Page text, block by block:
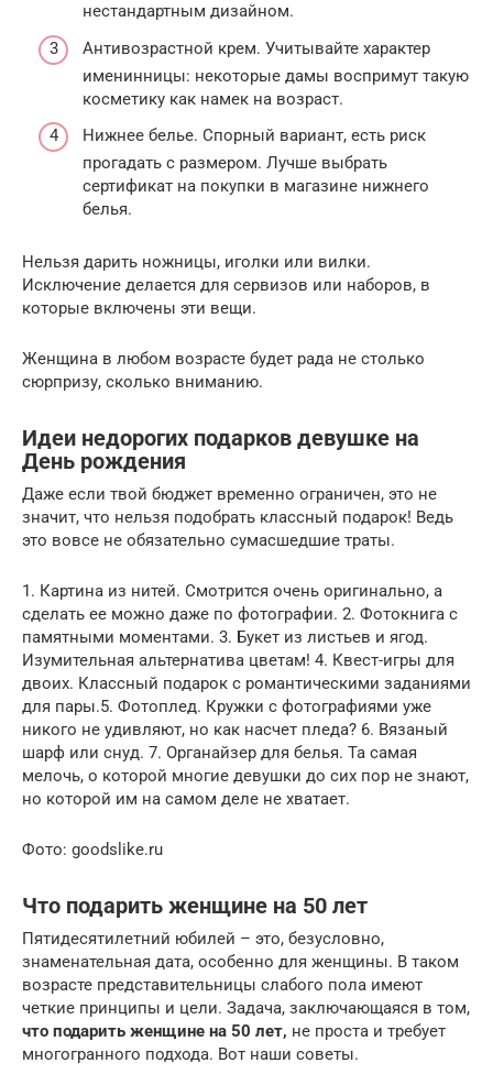
нестандартным дизайном.
Антивозрастной крем. Учитывайте характер
именинницы: некоторые дамы воспримут такую
косметику как намек на возраст.
Нижнее белье. Спорный вариант, есть риск
прогадать с размером. Лучше выбрать
сертификат на покупки в магазине нижнего
белья.
Нельзя дарить ножницы, иголки или вилки.
Исключение делается для сервизов или наборов, в
которые включены эти вещи.
Женщина в любом возрасте будет рада не столько
сюрпризу, сколько вниманию.
Идеи недорогих подарков девушке на
День рождения
Даже если твой бюджет временно ограничен, это не
значит, что нельзя подобрать классный подарок! Ведь
это вовсе не обязательно сумасшедшие траты.
1. Картина из нитей. Смотрится очень оригинально, а
сделать ее можно даже по фотографии. 2. Фотокнига с
памятными моментами. 3. Букет из листьев и ягод.
Изумительная альтернатива цветам! 4. Квест-игры для
двоих. Классный подарок с романтическими заданиями
для пары.5. Фотоплед. Кружки с фотографиями уже
никого не удивляют, но как насчет пледа? 6. Вязаный
шарф или снуд. 7. Органайзер для белья. Та самая
мелочь, о которой многие девушки до сих пор не знают,
но которой им на самом деле не хватает.
Фото: goodslike.ru
Что подарить женщине на 50 лет
Пятидесятилетний юбилей – это, безусловно,
знаменательная дата, особенно для женщины. В таком
возрасте представительницы слабого пола имеют
четкие принципы и цели. Задача, заключающаяся в том,
что подарить женщине на 50 лет, не проста и требует
многогранного подхода. Вот наши советы.